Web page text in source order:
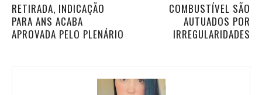
RETIRADA, INDICAÇÃO
PARA ANS ACABA
APROVADA PELO PLENÁRIO
COMBUSTÍVEL SÃO
AUTUADOS POR
IRREGULARIDADES